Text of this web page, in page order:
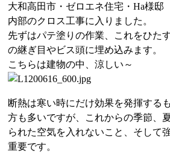
大和高田市・ゼロエネ住宅・Ha様邸
内部のクロス工事に入りました。
先ずはパテ塗りの作業、これをひた
の継ぎ目やビス頭に埋め込みます。
こちらは建物の中、涼しい～
断熱は寒い時にだけ効果を発揮する
方も多いですが、これからの季節、
られた空気を入れないこと、そして
重要です。